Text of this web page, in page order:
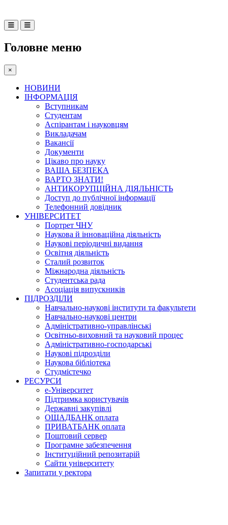
Головне меню
×
НОВИНИ
ІНФОРМАЦІЯ
Вступникам
Студентам
Аспірантам і науковцям
Викладачам
Вакансії
Документи
Цікаво про науку
ВАША БЕЗПЕКА
ВАРТО ЗНАТИ!
АНТИКОРУПЦІЙНА ДІЯЛЬНІСТЬ
Доступ до публічної інформації
Телефонний довідник
УНІВЕРСИТЕТ
Портрет ЧНУ
Наукова й інноваційна діяльність
Наукові періодичні видання
Освітня діяльність
Сталий розвиток
Міжнародна діяльність
Студентська рада
Асоціація випускників
ПІДРОЗДІЛИ
Навчально-наукові інститути та факультети
Навчально-наукові центри
Адміністративно-управлінські
Освітньо-виховний та науковий процес
Адміністративно-господарські
Наукові підрозділи
Наукова бібліотека
Студмістечко
РЕСУРСИ
е-Університет
Підтримка користувачів
Державні закупівлі
ОЩАДБАНК оплата
ПРИВАТБАНК оплата
Поштовий сервер
Програмне забезпечення
Інституційний репозитарій
Сайти університету
Запитати у ректора